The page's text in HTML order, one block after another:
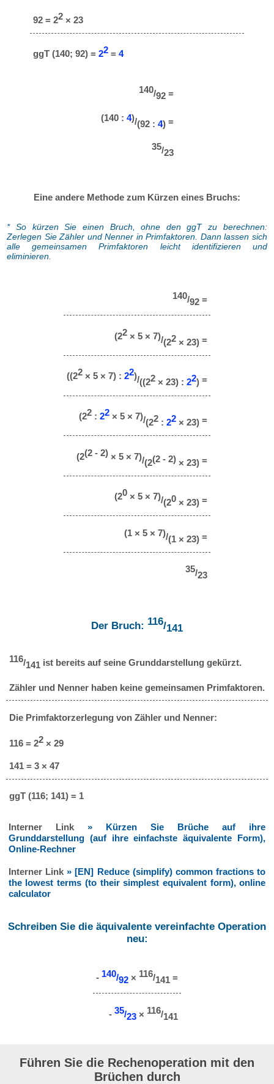
92 = 22 × 23
ggT (140; 92) = 22 = 4
140/92=
(140 : 4)/(92 : 4)=
35/23
Eine andere Methode zum Kürzen eines Bruchs:
* So kürzen Sie einen Bruch, ohne den ggT zu berechnen:
Zerlegen Sie Zähler und Nenner in Primfaktoren. Dann lassen sich
alle gemeinsamen Primfaktoren leicht identifizieren und
eliminieren.
140/92 =
(22 × 5 × 7)/(22 × 23) =
((22 × 5 × 7) : 22)/((22 × 23) : 22) =
(22 : 22 × 5 × 7)/(22 : 22 × 23) =
(2(2 - 2) × 5 × 7)/(2(2 - 2) × 23) =
(20 × 5 × 7)/(20 × 23) =
(1 × 5 × 7)/(1 × 23) =
35/23
Der Bruch: 116/141
116/141 ist bereits auf seine Grunddarstellung gekürzt.
Zähler und Nenner haben keine gemeinsamen Primfaktoren.
Die Primfaktorzerlegung von Zähler und Nenner:
116 = 22 × 29
141 = 3 × 47
ggT (116; 141) = 1
Interner Link » Kürzen Sie Brüche auf ihre
Grunddarstellung (auf ihre einfachste äquivalente Form),
Online-Rechner
Interner Link» [EN] Reduce (simplify) common fractions to
the lowest terms (to their simplest equivalent form), online
calculator
Schreiben Sie die äquivalente vereinfachte Operation
neu:
- 140/92 × 116/141 =
- 35/23 × 116/141
Führen Sie die Rechenoperation mit den
Brüchen durch